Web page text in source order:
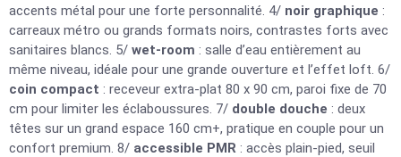
accents métal pour une forte personnalité. 4/ noir graphique :
carreaux métro ou grands formats noirs, contrastes forts avec
sanitaires blancs. 5/ wet-room : salle d’eau entièrement au
même niveau, idéale pour une grande ouverture et l’effet loft. 6/
coin compact : receveur extra-plat 80 x 90 cm, paroi fixe de 70
cm pour limiter les éclaboussures. 7/ double douche : deux
têtes sur un grand espace 160 cm+, pratique en couple pour un
confort premium. 8/ accessible PMR : accès plain-pied, seuil